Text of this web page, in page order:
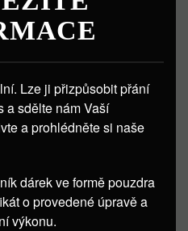
Lze ji přizpůsobit přání
a sdělte nám Vaší
a prohlédněte si naše
dárek ve formě pouzdra
o provedené úpravě a
výkonu.